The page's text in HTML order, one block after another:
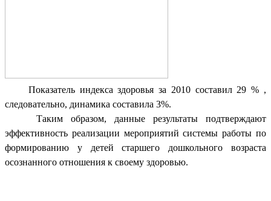
Показатель индекса здоровья за 2010 составил 29 % ,
следовательно, динамика составила 3%.
Таким образом, данные результаты подтверждают
эффективность реализации мероприятий системы работы по
формированию у детей старшего дошкольного возраста
осознанного отношения к своему здоровью.